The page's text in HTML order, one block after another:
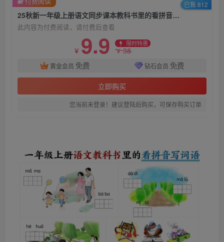
25秋新一年级上册语文同步课本教科书里的看拼音写词语
此内容为付费阅读，请付费后查看
￥ 9.9 限时特惠
￥38
黄金会员 免费 钻石会员 免费
立即购买
您当前未登录！建议登陆后购买，可保存购买订单
已售 812